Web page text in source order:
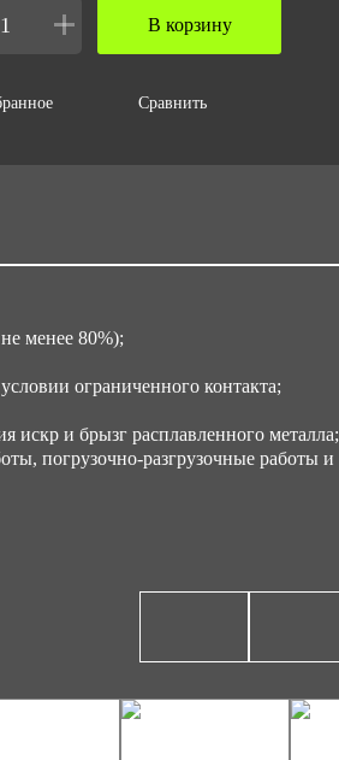
В корзину
Сравнить
менее 80%);
ограниченного контакта;
искр и брызг расплавленного металла;
погрузочно-разгрузочные работы и